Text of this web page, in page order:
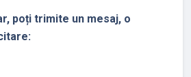
poți trimite un mesaj, o